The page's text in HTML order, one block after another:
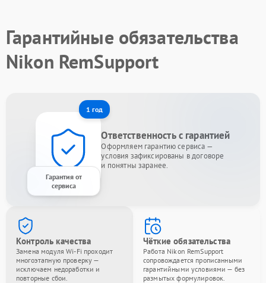
Гарантийные обязательства
Nikon RemSupport
1 год
Гарантия от
сервиса
Ответственность с гарантией
Оформляем гарантию сервиса —
условия зафиксированы в договоре
и понятны заранее.
Контроль качества
Замена модуля Wi-Fi проходит
многоэтапную проверку —
исключаем недоработки и
повторные сбои.
Чёткие обязательства
Работа Nikon RemSupport
сопровождается прописанными
гарантийными условиями — без
размытых формулировок.